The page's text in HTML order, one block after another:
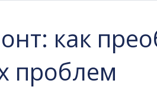
как
проблем